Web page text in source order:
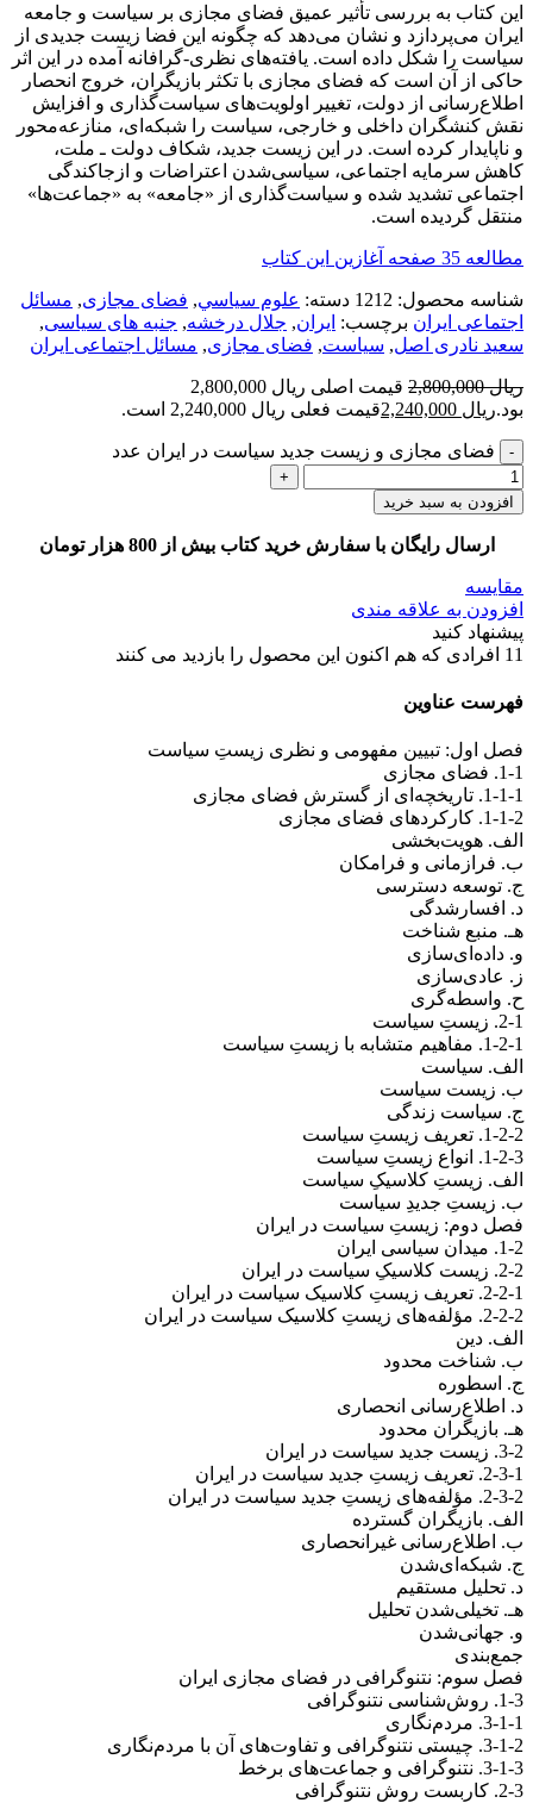
این کتاب به بررسی تأثیر عمیق فضای مجازی بر سیاست و جامعه
ایران می‌پردازد و نشان می‌دهد که چگونه این فضا زیست جدیدی از
سیاست را شکل داده است. یافته‌های نظری-گرافانه آمده در این اثر
حاکی از آن است که فضای مجازی با تکثر بازیگران، خروج انحصار
اطلاع‌رسانی از دولت، تغییر اولویت‌های سیاست‌گذاری و افزایش
نقش کنشگران داخلی و خارجی، سیاست را شبکه‌ای، منازعه‌محور
و ناپایدار کرده است. در این زیست جدید، شکاف دولت ـ ملت،
کاهش سرمایه اجتماعی، سیاسی‌شدن اعتراضات و ازجاکندگی
اجتماعی تشدید شده و سیاست‌گذاری از «جامعه» به «جماعت‌ها»
منتقل گردیده است.
مطالعه 35 صفحه آغازین این کتاب
شناسه محصول: 1212 دسته: علوم سياسي, فضای مجازی, مسائل
اجتماعی ایران برچسب: ایران, جلال درخشه, جنبه های سیاسی,
سعید نادری اصل, سیاست, فضای مجازی, مسائل اجتماعی ایران
ریال2,800,000
قیمت اصلی ریال 2,800,000
بود.ریال قیمت فعلی ریال 2,240,000 است.
فضای مجازی و زیست جدید سیاست در ایران عدد
افزودن به سبد خرید
ارسال رایگان با سفارش خرید کتاب بیش از 800 هزار تومان
مقایسه
افزودن به علاقه مندی
پیشنهاد کنید
11 افرادی که هم اکنون این محصول را بازدید می کنند
فهرست عناوین
فصل اول: تبیین مفهومی و نظری زیستِ سیاست
1-1. فضای مجازی
1-1-1. تاریخچه‌ای از گسترش فضای مجازی
1-1-2. کارکردهای فضای مجازی
الف. هویت‌بخشی
ب. فرازمانی و فرامکان
ج. توسعه دسترسی
د. افسارشدگی
هـ. منبع شناخت
و. داده‌ای‌سازی
ز. عادی‌سازی
ح. واسطه‌گری
2-1. زیستِ سیاست
1-2-1. مفاهیم متشابه با زیستِ سیاست
الف. سیاست
ب. زیست سیاست
ج. سیاست زندگی
1-2-2. تعریف زیستِ سیاست
1-2-3. انواع زیستِ سیاست
الف. زیستِ کلاسیکِ سیاست
ب. زیستِ جدیدِ سیاست
فصل دوم: زیستِ سیاست در ایران
1-2. میدان سیاسی ایران
2-2. زیست کلاسیکِ سیاست در ایران
2-2-1. تعریف زیستِ کلاسیک سیاست در ایران
2-2-2. مؤلفه‌های زیستِ کلاسیک سیاست در ایران
الف. دین
ب. شناخت محدود
ج. اسطوره
د. اطلاع‌رسانی انحصاری
هـ. بازیگران محدود
3-2. زیست جدید سیاست در ایران
2-3-1. تعریف زیستِ جدید سیاست در ایران
2-3-2. مؤلفه‌های زیستِ جدید سیاست در ایران
الف. بازیگران گسترده
ب. اطلاع‌رسانی غیرانحصاری
ج. شبکه‌ای‌شدن
د. تحلیل مستقیم
هـ. تخیلی‌شدن تحلیل
و. جهانی‌شدن
جمع‌بندی
فصل سوم: نتنوگرافی در فضای مجازی ایران
1-3. روش‌شناسی نتنوگرافی
3-1-1. مردم‌نگاری
3-1-2. چیستی نتنوگرافی و تفاوت‌های آن با مردم‌نگاری
3-1-3. نتنوگرافی و جماعت‌های برخط
2-3. کاربست روش نتنوگرافی